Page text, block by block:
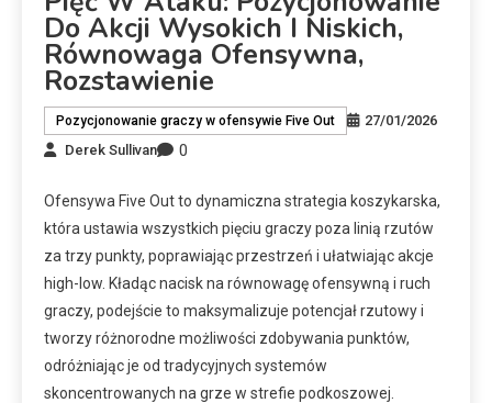
Do Akcji Wysokich I Niskich,
Równowaga Ofensywna,
Rozstawienie
Pozycjonowanie graczy w ofensywie Five Out
27/01/2026
Derek Sullivan
0
Ofensywa Five Out to dynamiczna strategia koszykarska,
która ustawia wszystkich pięciu graczy poza linią rzutów
za trzy punkty, poprawiając przestrzeń i ułatwiając akcje
high-low. Kładąc nacisk na równowagę ofensywną i ruch
graczy, podejście to maksymalizuje potencjał rzutowy i
tworzy różnorodne możliwości zdobywania punktów,
odróżniając je od tradycyjnych systemów
skoncentrowanych na grze w strefie podkoszowej.